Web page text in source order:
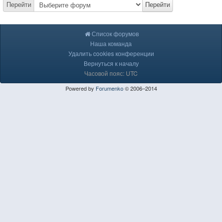
Перейти Перейти
Список форумов
Наша команда
Удалить cookies конференции
Вернуться к началу
Часовой пояс: UTC
Powered by Forumenko© 2006–2014